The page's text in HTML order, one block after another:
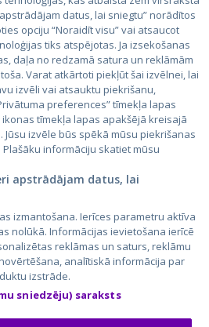
CVbankas.lt
Kainos.lt
Paslaugos.lt
auto24.ee
Osta.ee
KuldneBörs.ee
datus, lai sniegtu” norādītos
opciju “Noraidīt visu” vai atsaucot
tiks atspējotas. Ja izsekošanas
daļa no redzamā satura un reklāmām
Varat atkārtoti piekļūt šai izvēlnei, lai
izvēli vai atsauktu piekrišanu,
preferences” tīmekļa lapas
tīmekļa lapas apakšējā kreisajā
Jūsu izvēle būs spēkā mūsu piekrišanas
informāciju skatiet mūsu
apstrādājam datus, lai
izmantošana. Ierīces parametru aktīva
nolūkā. Informācijas ievietošana ierīcē
reklāmas un saturs, reklāmu
analītiskā informācija par
izstrāde.
sniedzēju) saraksts